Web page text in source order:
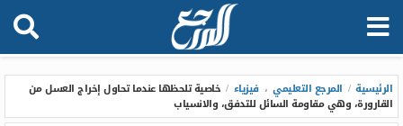
الرئيسية / المرجع التعليمي ، فيزياء / خاصية تلحظها عندما تحاول إخراج العسل من
القارورة، وهي مقاومة السائل للتدفق، والانسياب